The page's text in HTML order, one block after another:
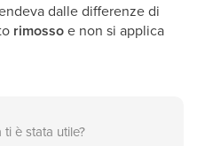
dalle differenze di
rimossoe non si applica
è stata utile?